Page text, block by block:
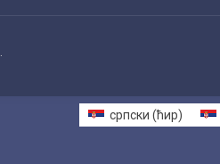
српски (ћир)